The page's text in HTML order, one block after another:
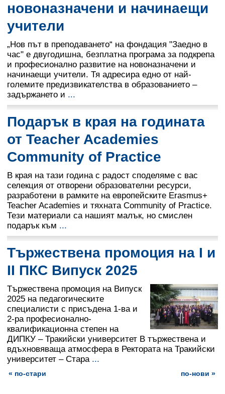
новоназначени и начинаещи
учители
„Нов път в преподаването“ на фондация "Заедно в
час" е двугодишна, безплатна програма за подкрепа
и професионално развитие на новоназначени и
начинаещи учители. Тя адресира едно от най-
големите предизвикателства в образованието –
задържането и ...
Подарък в края на годината
от Teacher Academies
Community of Practice
В края на тази година с радост споделяме с вас
селекция от отворени образователни ресурси,
разработени в рамките на европейските Erasmus+
Teacher Academies и тяхната Community of Practice.
Тези материали са нашият малък, но смислен
подарък към ...
Тържествена промоция на I и
II ПКС Випуск 2025
Тържествена промоция на Випуск
2025 на педагогическите
специалисти с присъдена 1-ва и
2-ра професионално-
квалификационна степен на
ДИПКУ – Тракийски университет В тържествена и
вдъхновяваща атмосфера в Ректората на Тракийски
университет – Стара ...
« по-стари по-нови »